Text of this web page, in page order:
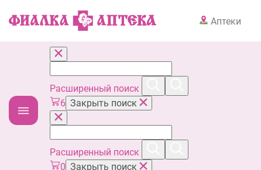
Аптеки
Расширенный поиск
6 Закрыть поиск
Расширенный поиск
0 Закрыть поиск